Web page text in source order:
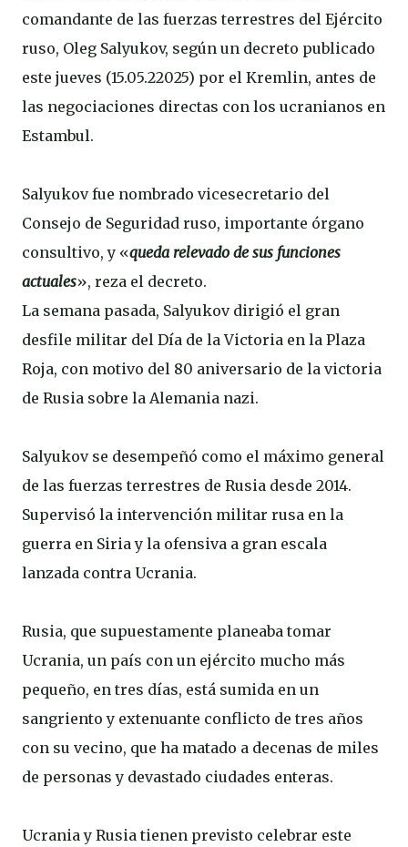
comandante de las fuerzas terrestres del Ejército
ruso, Oleg Salyukov, según un decreto publicado
este jueves (15.05.22025) por el Kremlin, antes de
las negociaciones directas con los ucranianos en
Estambul.
Salyukov fue nombrado vicesecretario del
Consejo de Seguridad ruso, importante órgano
consultivo, y «queda relevado de sus funciones
actuales», reza el decreto.
La semana pasada, Salyukov dirigió el gran
desfile militar del Día de la Victoria en la Plaza
Roja, con motivo del 80 aniversario de la victoria
de Rusia sobre la Alemania nazi.
Salyukov se desempeñó como el máximo general
de las fuerzas terrestres de Rusia desde 2014.
Supervisó la intervención militar rusa en la
guerra en Siria y la ofensiva a gran escala
lanzada contra Ucrania.
Rusia, que supuestamente planeaba tomar
Ucrania, un país con un ejército mucho más
pequeño, en tres días, está sumida en un
sangriento y extenuante conflicto de tres años
con su vecino, que ha matado a decenas de miles
de personas y devastado ciudades enteras.
Ucrania y Rusia tienen previsto celebrar este